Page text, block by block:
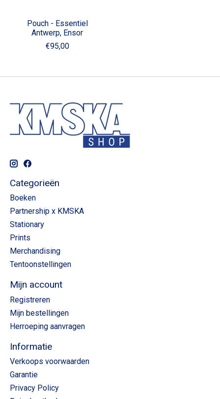
Pouch - Essentiel
Antwerp, Ensor
€95,00
Categorieën
Boeken
Partnership x KMSKA
Stationary
Prints
Merchandising
Tentoonstellingen
Mijn account
Registreren
Mijn bestellingen
Herroeping aanvragen
Informatie
Verkoops voorwaarden
Garantie
Privacy Policy